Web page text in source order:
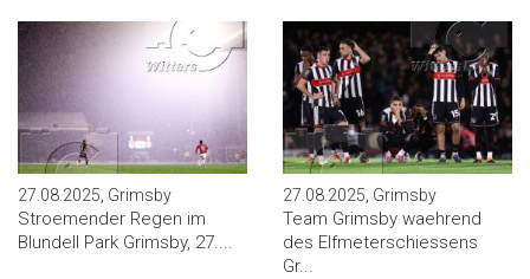
27.08.2025, Grimsby
Stroemender Regen im
Blundell Park Grimsby, 27....
27.08.2025, Grimsby
Team Grimsby waehrend
des Elfmeterschiessens
Gr...